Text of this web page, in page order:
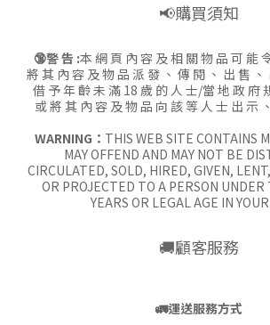
📢購買須知
🔞警 告 :本 網 頁 內 容 及 相 關 物 品 可 能
將 其 內 容 及 物 品 派 發 、 傳 閱 、 出 售
借 予 年 齡 未 滿 18 歲 的 人 士/當 地 政 府
或 將 其 內 容 及 物 品 向 該 等 人 士 出 示
WARNING： THIS WEB SITE CONTAINS
MAY OFFEND AND MAY NOT BE
CIRCULATED, SOLD, HIRED, GIVEN,
OR PROJECTED TO A PERSON UNDER
YEARS OR LEGAL AGE IN
🚚顧客服務
🚛運送服務方式